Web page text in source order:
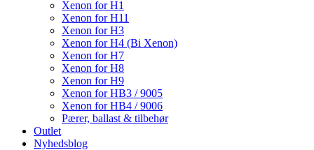
Xenon for H1
Xenon for H11
Xenon for H3
Xenon for H4 (Bi Xenon)
Xenon for H7
Xenon for H8
Xenon for H9
Xenon for HB3 / 9005
Xenon for HB4 / 9006
Pærer, ballast & tilbehør
Outlet
Nyhedsblog